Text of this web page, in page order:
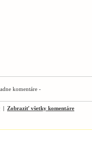
komentáre -
| Zobraziť všetky komentáre